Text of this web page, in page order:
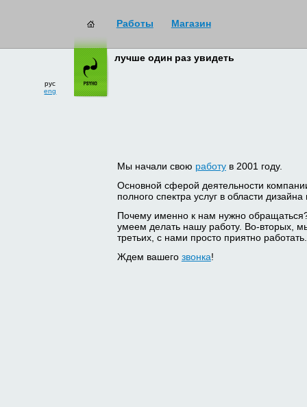
Работы Магазин
рус
eng
лучше один раз увидеть
Мы начали свою работув 2001 году.
Основной сферой деятельности
полного спектра услуг в области
Почему именно к нам нужно
умеем делать нашу работу. Во-вторых,
третьих, с нами просто приятно работать.
Ждем вашего звонка!